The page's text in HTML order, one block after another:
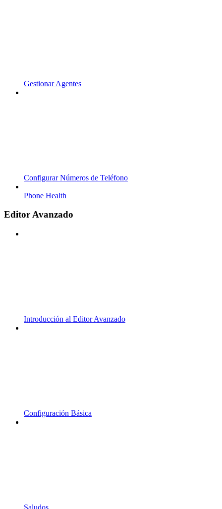
Gestionar Agentes
Configurar Números de Teléfono
Phone Health
Editor Avanzado
Introducción al Editor Avanzado
Configuración Básica